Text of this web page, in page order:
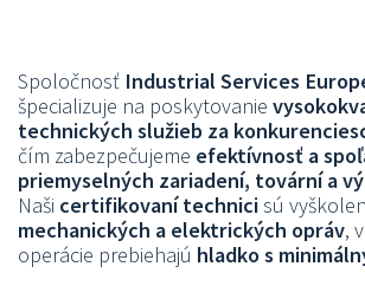
Spoločnosť Industrial Services
špecializuje na poskytovanie
technických služieb za
čím zabezpečujeme efektívnosť a
priemyselných zariadení, tovární a
Naši certifikovaní technicisú
mechanických a elektrických opráv,
operácie prebiehajú hladko s